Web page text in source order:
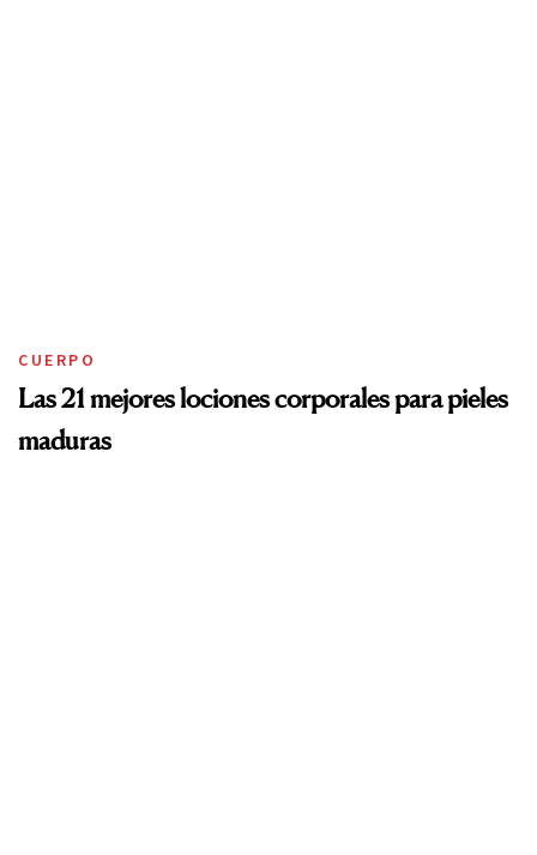
CUERPO
Las 21 mejores lociones corporales para pieles
maduras